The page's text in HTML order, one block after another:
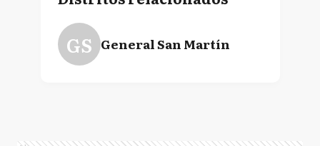
GS General San Martín